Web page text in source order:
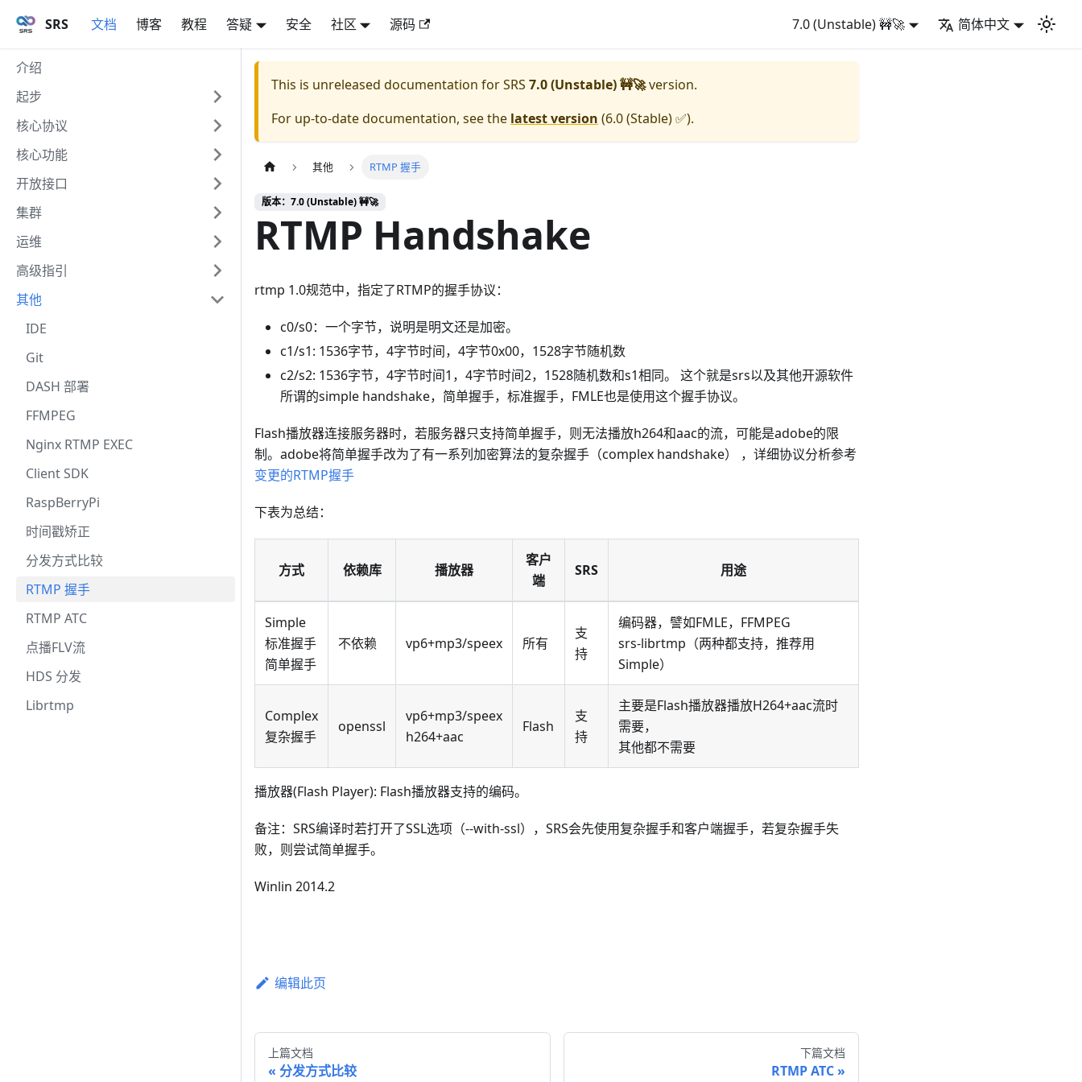
SRS 文档 博客 教程 答疑 安全 社区 源码 7.0 (Unstable) 🚧🚀 简体中文
介绍
起步
核心协议
核心功能
开放接口
集群
运维
高级指引
其他
IDE
Git
DASH 部署
FFMPEG
Nginx RTMP EXEC
Client SDK
RaspBerryPi
时间戳矫正
分发方式比较
RTMP 握手
RTMP ATC
点播FLV流
HDS 分发
Librtmp
This is unreleased documentation forSRS 7.0 (Unstable) 🚧🚀version.
For up-to-date documentation, see the latest version (6.0 (Stable) ✅).
其他 RTMP 握手
版本：7.0 (Unstable) 🚧🚀
RTMP Handshake
rtmp 1.0规范中，指定了RTMP的握手协议：
c0/s0：一个字节，说明是明文还是加密。
c1/s1: 1536字节，4字节时间，4字节0x00，1528字节随机数
c2/s2: 1536字节，4字节时间1，4字节时间2，1528随机数和s1相同。 这个就是srs以及其他开源软件
所谓的simple handshake，简单握手，标准握手，FMLE也是使用这个握手协议。
Flash播放器连接服务器时，若服务器只支持简单握手，则无法播放h264和aac的流，可能是adobe的限
制。adobe将简单握手改为了有一系列加密算法的复杂握手（complex handshake） ，详细协议分析参考
变更的RTMP握手
下表为总结：
方式 依赖库 播放器
客户
端
SRS 用途
Simple
标准握手
简单握手
不依赖 vp6+mp3/speex 所有
支
持
编码器，譬如FMLE，FFMPEG
srs-librtmp（两种都支持，推荐用
Simple）
Complex
复杂握手
openssl
vp6+mp3/speex
h264+aac
Flash
支
持
主要是Flash播放器播放H264+aac流时
需要，
其他都不需要
播放器(Flash Player): Flash播放器支持的编码。
备注：SRS编译时若打开了SSL选项（--with-ssl），SRS会先使用复杂握手和客户端握手，若复杂握手失
败，则尝试简单握手。
Winlin 2014.2
编辑此页
上篇文档
分发方式比较
下篇文档
RTMP ATC